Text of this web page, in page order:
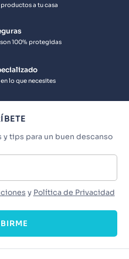
a tu casa
100% protegidas
lo que necesites
tips para un buen descanso
y Política de Privacidad